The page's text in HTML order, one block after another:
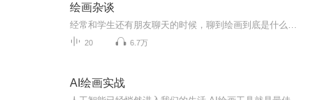
绘画杂谈
20 6.7万
AI绘画实战